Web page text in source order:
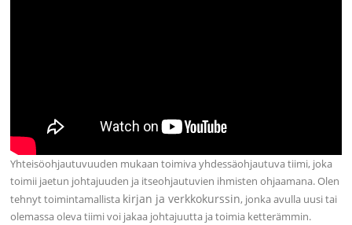
Yhteisöohjautuvuuden mukaan toimiva yhdessäohjautuva tiimi, joka
toimii jaetun johtajuuden ja itseohjautuvien ihmisten ohjaamana. Olen
tehnyt toimintamallista kirjan ja verkkokurssin, jonka avulla uusi tai
olemassa oleva tiimi voi jakaa johtajuutta ja toimia ketterämmin.